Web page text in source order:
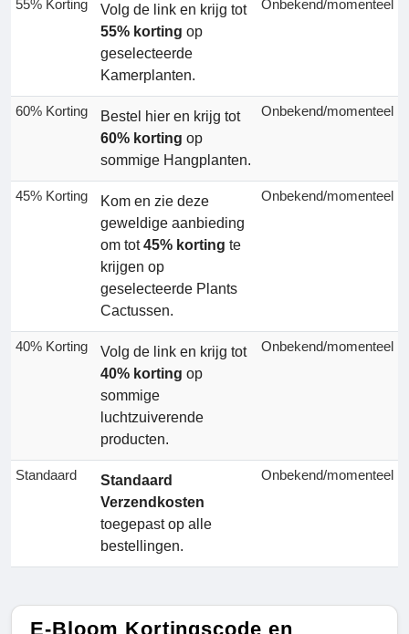
55% Korting
Volg de link en krijg tot
55% korting op
geselecteerde
Kamerplanten.
Onbekend/momenteel
60% Korting
Bestel hier en krijg tot
60% korting op
sommige Hangplanten.
Onbekend/momenteel
45% Korting
Kom en zie deze
geweldige aanbieding
om tot45% korting te
krijgen op
geselecteerde Plants
Cactussen.
Onbekend/momenteel
40% Korting
Volg de link en krijg tot
40% korting op
sommige
luchtzuiverende
producten.
Onbekend/momenteel
Standaard
Standaard
Verzendkosten
toegepast op alle
bestellingen.
Onbekend/momenteel
E-Bloom Kortingscode en